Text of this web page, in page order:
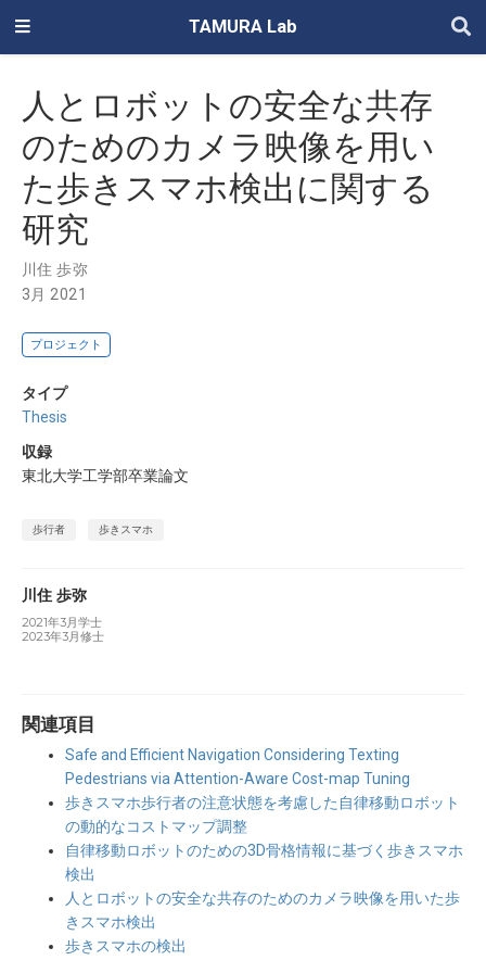
TAMURA Lab
人とロボットの安全な共存
のためのカメラ映像を用い
た歩きスマホ検出に関する
研究
川住 歩弥
3月 2021
プロジェクト
タイプ
Thesis
収録
東北大学工学部卒業論文
歩行者 歩きスマホ
川住 歩弥
2021年3月学士
2023年3月修士
関連項目
Safe and Efficient Navigation Considering Texting
Pedestrians via Attention-Aware Cost-map Tuning
歩きスマホ歩行者の注意状態を考慮した自律移動ロボット
の動的なコストマップ調整
自律移動ロボットのための3D骨格情報に基づく歩きスマホ
検出
人とロボットの安全な共存のためのカメラ映像を用いた歩
きスマホ検出
歩きスマホの検出